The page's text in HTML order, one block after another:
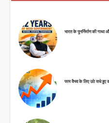
भारत के पुनर्निर्माण की गाथा
परम वैभव के लिए उठे सधे हुए